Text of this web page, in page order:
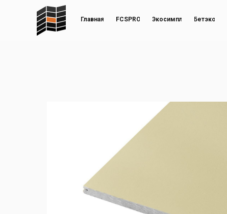
Главная FCSPRO Бетэко
Экосимпл